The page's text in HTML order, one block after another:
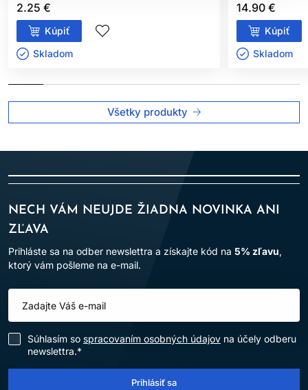
2.25 €
Kúpiť
Skladom ㅤ
14.90 €
Kúpiť
Skladom ㅤ
Všetky produkty
NECH VÁM NEUJDE ŽIADNA NOVINKA ANI
ZĽAVA
Prihláste sa na odber newslettra a získajte kód na 5% zľavu,
ktorý vám pošleme na e-mail.
Súhlasím so spracovaním osobných údajov na účely odberu
newslettra.*
Prihlásiť sa